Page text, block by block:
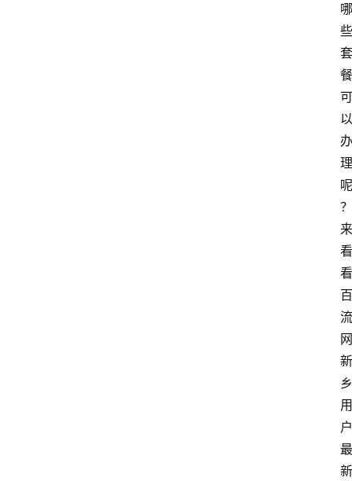
哪
些
套
餐
可
以
办
理
呢
？
来
看
看
百
流
网
新
乡
用
户
最
新